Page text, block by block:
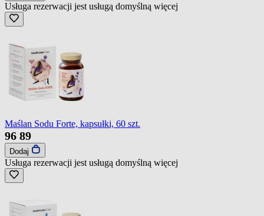
Usługa rezerwacji jest usługą domyślną więcej
Maślan Sodu Forte, kapsułki, 60 szt.
96 89
Dodaj
Usługa rezerwacji jest usługą domyślną więcej